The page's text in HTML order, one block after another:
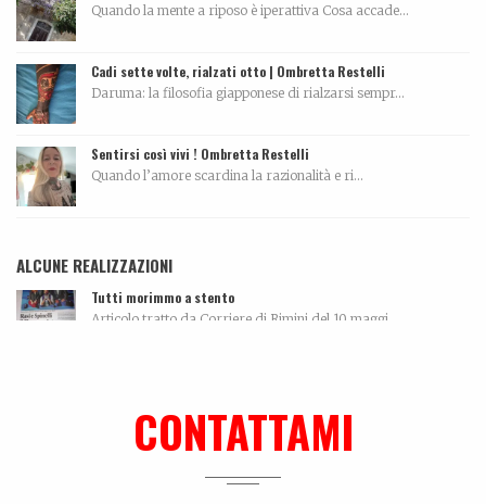
Quando la mente a riposo è iperattiva Cosa accade...
Cadi sette volte, rialzati otto | Ombretta Restelli
Daruma: la filosofia giapponese di rialzarsi sempr...
Sentirsi così vivi ! Ombretta Restelli
Quando l’amore scardina la razionalità e ri...
ALCUNE REALIZZAZIONI
Tutti morimmo a stento
Articolo tratto da Corriere di Rimini del 10 maggi...
Dall'amore per la ceramica.Narra di come il potenz...
CONTATTAMI